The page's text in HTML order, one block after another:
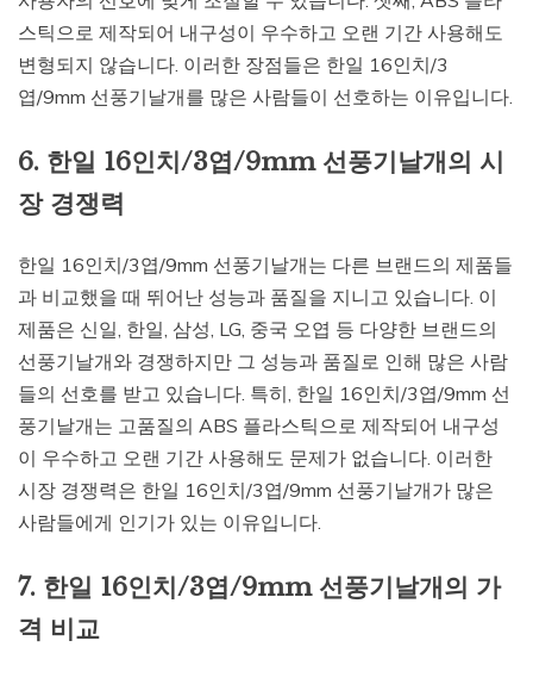
스틱으로 제작되어 내구성이 우수하고 오랜 기간 사용해도
변형되지 않습니다. 이러한 장점들은 한일 16인치/3
엽/9mm 선풍기날개를 많은 사람들이 선호하는 이유입니다.
6. 한일 16인치/3엽/9mm 선풍기날개의 시
장 경쟁력
한일 16인치/3엽/9mm 선풍기날개는 다른 브랜드의 제품들
과 비교했을 때 뛰어난 성능과 품질을 지니고 있습니다. 이
제품은 신일, 한일, 삼성, LG, 중국 오엽 등 다양한 브랜드의
선풍기날개와 경쟁하지만 그 성능과 품질로 인해 많은 사람
들의 선호를 받고 있습니다. 특히, 한일 16인치/3엽/9mm 선
풍기날개는 고품질의 ABS 플라스틱으로 제작되어 내구성
이 우수하고 오랜 기간 사용해도 문제가 없습니다. 이러한
시장 경쟁력은 한일 16인치/3엽/9mm 선풍기날개가 많은
사람들에게 인기가 있는 이유입니다.
7. 한일 16인치/3엽/9mm 선풍기날개의 가
격 비교